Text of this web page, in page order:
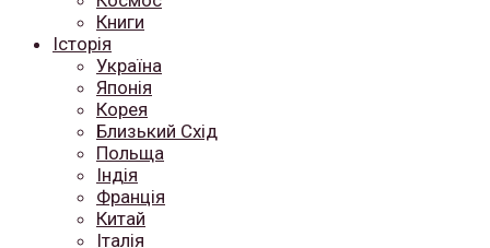
Книги
Історія
Україна
Японія
Корея
Близький Схід
Польща
Індія
Франція
Китай
Італія